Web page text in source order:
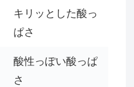
キリッとした酸っ
ぱさ
酸性っぽい酸っぱ
さ